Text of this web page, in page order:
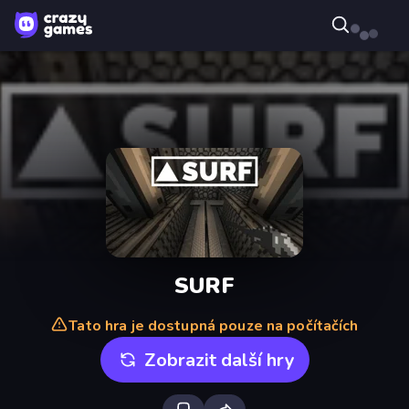
SURF
Tato hra je dostupná pouze na počítačích
Zobrazit další hry